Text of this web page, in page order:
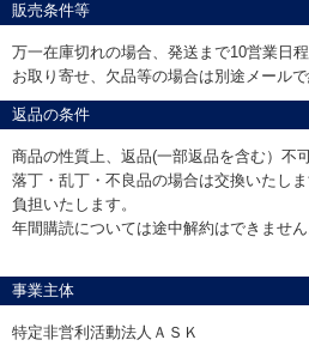
販売条件等
万一在庫切れの場合、発送まで10営業日
お取り寄せ、欠品等の場合は別途メール
返品の条件
商品の性質上、返品(一部返品を含む）不可
落丁・乱丁・不良品の場合は交換いたし
負担いたします。
年間購読については途中解約はできません
事業主体
特定非営利活動法人ＡＳＫ